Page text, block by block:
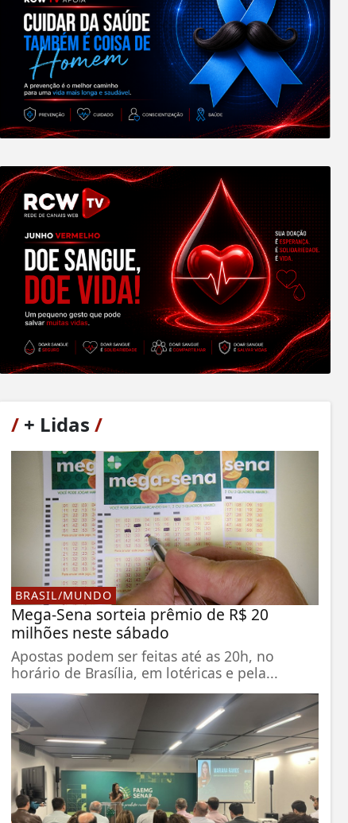
/+ Lidas /
BRASIL/MUNDO
Mega-Sena sorteia prêmio de R$ 20
milhões neste sábado
Apostas podem ser feitas até as 20h, no
horário de Brasília, em lotéricas e pela...